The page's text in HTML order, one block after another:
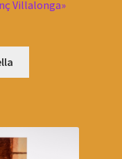
Villalonga»